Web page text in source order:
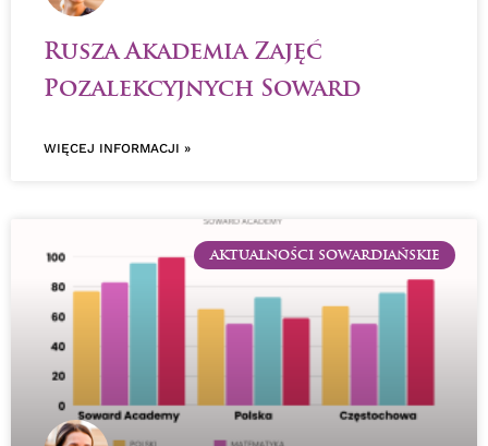
Rusza Akademia Zajęć
Pozalekcyjnych Soward
WIĘCEJ INFORMACJI »
AKTUALNOŚCI SOWARDIAŃSKIE